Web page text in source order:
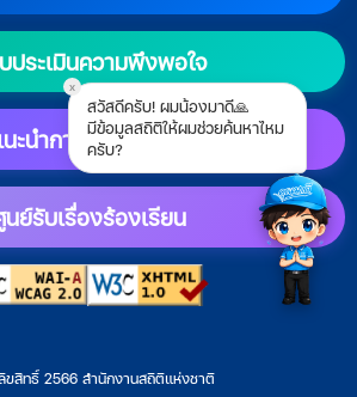
x
สวัสดีครับ! ผมน้องมาดี🙏
มีข้อมูลสถิติให้ผมช่วยค้นหาไหม
ครับ?
ประเมินความพึงพอใจ
ะนำการตั้งค่าแสดงผล
นย์รับเรื่องร้องเรียน
ขสิทธิ์ 2566 สำนักงานสถิติแห่งชาติ